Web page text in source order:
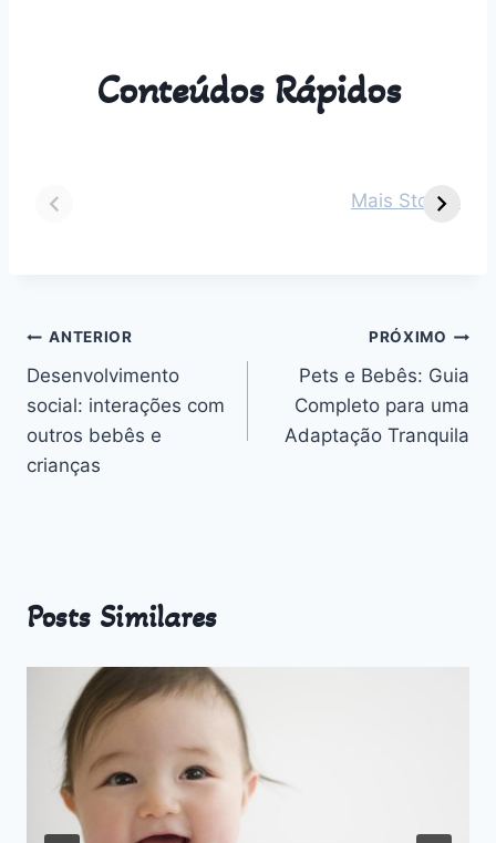
Conteúdos Rápidos
Mais Stories
seu bebê de 2
sobre Parto
Navegação
de
Post
ANTERIOR
Desenvolvimento
social: interações com
outros bebês e
crianças
PRÓXIMO
Pets e Bebês: Guia
Completo para uma
Adaptação Tranquila
Posts Similares